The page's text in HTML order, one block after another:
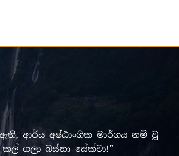
ආර්ය අෂ්ඨාංගික මාර්ගය නම් වූ
ගලා බස්නා සේක්වා!”